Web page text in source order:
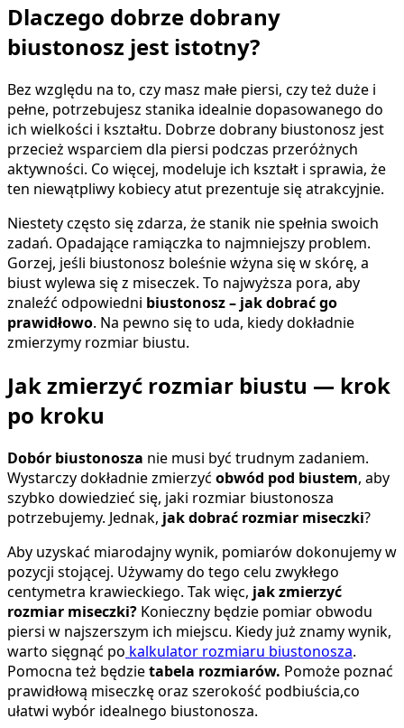
Dlaczego dobrze dobrany
biustonosz jest istotny?
Bez względu na to, czy masz małe piersi, czy też duże i
pełne, potrzebujesz stanika idealnie dopasowanego do
ich wielkości i kształtu. Dobrze dobrany biustonosz jest
przecież wsparciem dla piersi podczas przeróżnych
aktywności. Co więcej, modeluje ich kształt i sprawia, że
ten niewątpliwy kobiecy atut prezentuje się atrakcyjnie.
Niestety często się zdarza, że stanik nie spełnia swoich
zadań. Opadające ramiączka to najmniejszy problem.
Gorzej, jeśli biustonosz boleśnie wżyna się w skórę, a
biust wylewa się z miseczek. To najwyższa pora, aby
znaleźć odpowiedni biustonosz – jak dobrać go
prawidłowo. Na pewno się to uda, kiedy dokładnie
zmierzymy rozmiar biustu.
Jak zmierzyć rozmiar biustu — krok
po kroku
Dobór biustonosza nie musi być trudnym zadaniem.
Wystarczy dokładnie zmierzyć obwód pod biustem, aby
szybko dowiedzieć się, jaki rozmiar biustonosza
potrzebujemy. Jednak, jak dobrać rozmiar miseczki?
Aby uzyskać miarodajny wynik, pomiarów dokonujemy w
pozycji stojącej. Używamy do tego celu zwykłego
centymetra krawieckiego. Tak więc, jak zmierzyć
rozmiar miseczki? Konieczny będzie pomiar obwodu
piersi w najszerszym ich miejscu. Kiedy już znamy wynik,
warto sięgnąć po kalkulator rozmiaru biustonosza.
Pomocna też będzietabela rozmiarów. Pomoże poznać
prawidłową miseczkę oraz szerokość podbiuścia,co
ułatwi wybór idealnego biustonosza.